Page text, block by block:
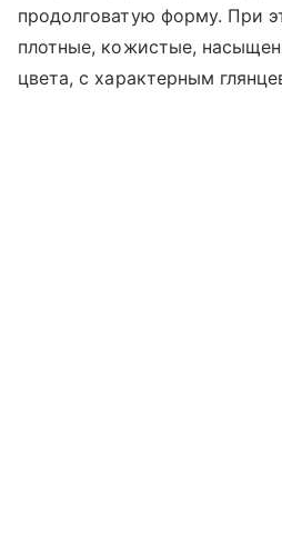
продолговатую форму. При
плотные, кожистые,
цвета, с характерным